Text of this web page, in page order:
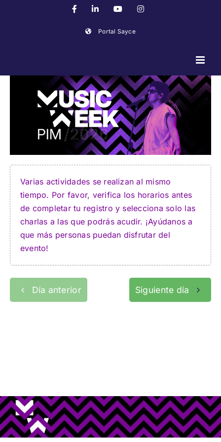
FacebookLinkedInYouTubeInstagram
Portal Sayce
Varias actividades se realizan al mismo
tiempo. Por favor, verifica los horarios antes
de completar tu registro y selecciona solo las
charlas a las que podrás acudir. ¡Ayúdanos a
que más personas puedan disfrutar del
evento!
Día anterior Siguiente día